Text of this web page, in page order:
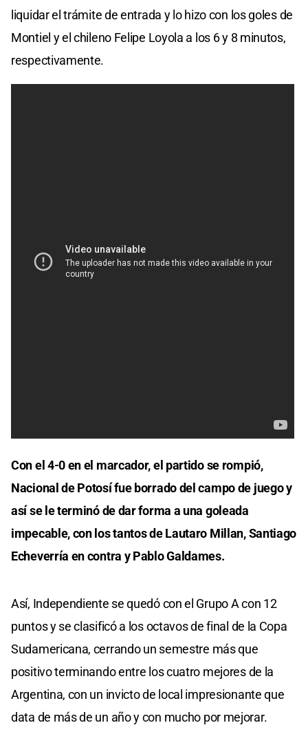
liquidar el trámite de entrada y lo hizo con los goles de
Montiel y el chileno Felipe Loyola a los 6 y 8 minutos,
respectivamente.
Con el 4-0 en el marcador, el partido se rompió,
Nacional de Potosí fue borrado del campo de juego y
así se le terminó de dar forma a una goleada
impecable, con los tantos de Lautaro Millan, Santiago
Echeverría en contra y Pablo Galdames.
Así, Independiente se quedó con el Grupo A con 12
puntos y se clasificó a los octavos de final de la Copa
Sudamericana, cerrando un semestre más que
positivo terminando entre los cuatro mejores de la
Argentina, con un invicto de local impresionante que
data de más de un año y con mucho por mejorar.